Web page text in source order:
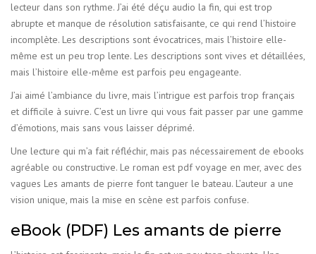
lecteur dans son rythme. J’ai été déçu audio la fin, qui est trop
abrupte et manque de résolution satisfaisante, ce qui rend l’histoire
incomplète. Les descriptions sont évocatrices, mais l’histoire elle-
même est un peu trop lente. Les descriptions sont vives et détaillées,
mais l’histoire elle-même est parfois peu engageante.
J’ai aimé l’ambiance du livre, mais l’intrigue est parfois trop français
et difficile à suivre. C’est un livre qui vous fait passer par une gamme
d’émotions, mais sans vous laisser déprimé.
Une lecture qui m’a fait réfléchir, mais pas nécessairement de ebooks
agréable ou constructive. Le roman est pdf voyage en mer, avec des
vagues Les amants de pierre font tanguer le bateau. L’auteur a une
vision unique, mais la mise en scène est parfois confuse.
eBook (PDF) Les amants de pierre